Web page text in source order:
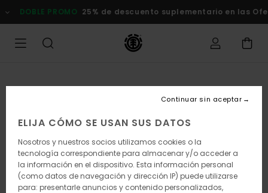
la
DOBLE PROMO 25% de descuento suplementario en las
ELIJA CÓMO SE USAN SUS DATOS
Nosotros y nuestros socios utilizamos cookies o la
tecnología correspondiente para almacenar y/o acceder a
la información en el dispositivo. Esta información personal
(como datos de navegación y dirección IP) puede utilizarse
para: presentarle anuncios y contenido personalizados,
Continuar sin aceptar